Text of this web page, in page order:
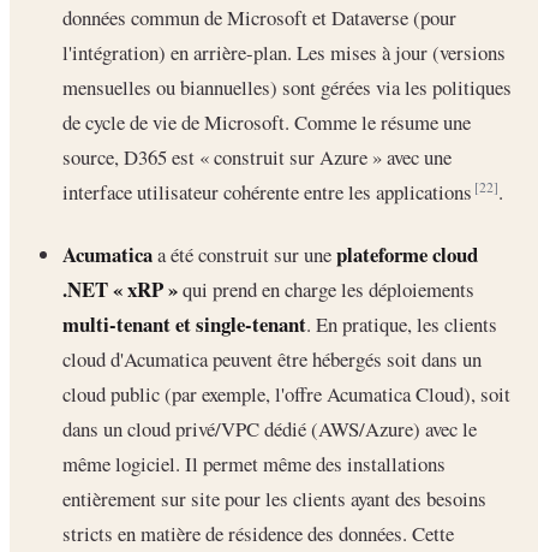
données commun de Microsoft et Dataverse (pour
l'intégration) en arrière-plan. Les mises à jour (versions
mensuelles ou biannuelles) sont gérées via les politiques
de cycle de vie de Microsoft. Comme le résume une
source, D365 est « construit sur Azure » avec une
interface utilisateur cohérente entre les applications[22].
Acumaticaa été construit sur uneplateforme cloud
.NET « xRP »qui prend en charge les déploiements
multi-tenant et single-tenant. En pratique, les clients
cloud d'Acumatica peuvent être hébergés soit dans un
cloud public (par exemple, l'offre Acumatica Cloud), soit
dans un cloud privé/VPC dédié (AWS/Azure) avec le
même logiciel. Il permet même des installations
entièrement sur site pour les clients ayant des besoins
stricts en matière de résidence des données. Cette